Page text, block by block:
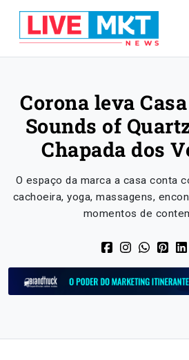
Corona leva
Sounds of
Chapada dos
O espaço da marca a casa conta
cachoeira, yoga, massagens,
momentos de